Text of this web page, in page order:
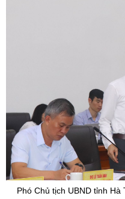
Phó Chủ tịch UBND tỉnh Hà